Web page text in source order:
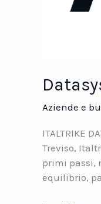
Aziende e
ITALTRIKE
Treviso,
primi passi,
equilibrio,